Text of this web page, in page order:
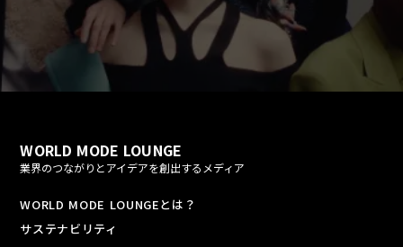
WORLD MODE LOUNGE
業界のつながりとアイデアを創出するメディア
WORLD MODE LOUNGEとは？
サステナビリティ